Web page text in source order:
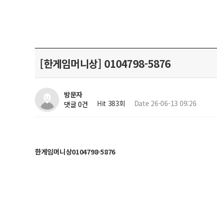
[한​게임​머니​상] 01​04​79​8-​58​76
방문자
댓글 0건
Hit 383회 Date 26-06-13 09:26
한게​임머​니상​01​04​79​8-​58​76